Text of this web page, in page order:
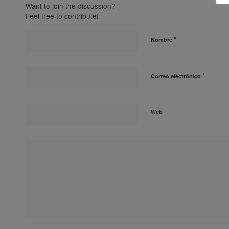
Want to join the discussion?
Feel free to contribute!
Nombre *
Correo electrónico *
Web